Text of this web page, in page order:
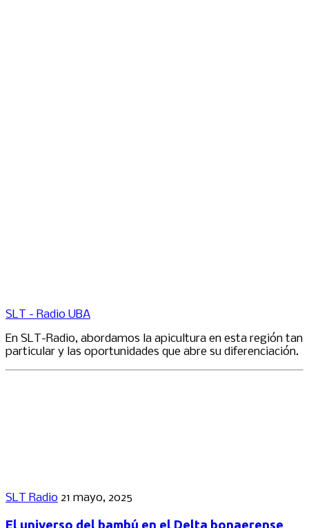
SLT - Radio UBA
En SLT-Radio, abordamos la apicultura en esta región tan
particular y las oportunidades que abre su diferenciación.
SLT Radio 21 mayo, 2025
El universo del bambú en el Delta bonaerense